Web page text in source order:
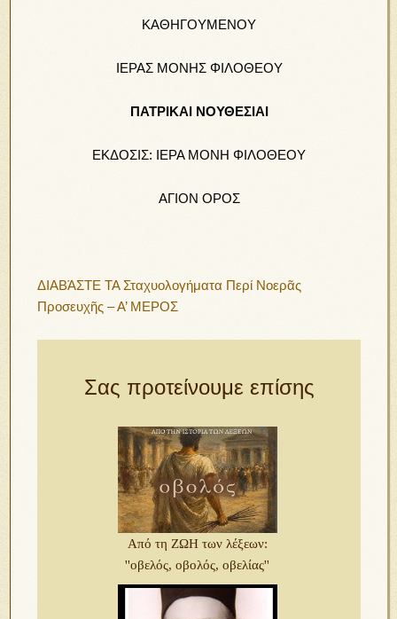
ΚΑΘΗΓΟΥΜΕΝΟΥ
ΙΕΡΑΣ ΜΟΝΗΣ ΦΙΛΟΘΕΟΥ
ΠΑΤΡΙΚΑΙΝΟΥΘΕΣΙΑΙ
ΕΚΔΟΣΙΣ: ΙΕΡΑ ΜΟΝΗ ΦΙΛΟΘΕΟΥ
ΑΓΙΟΝ ΟΡΟΣ
ΔΙΑΒΆΣΤΕ ΤΑ Σταχυολογήματα Περί Νοερᾶς
Προσευχῆς – Α’ ΜΕΡΟΣ
Σας προτείνουμε επίσης
Από τη ΖΩΗ των λέξεων:
''οβελός, οβολός, οβελίας''